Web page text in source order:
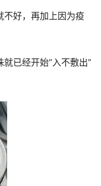
不好，再加上因为疫
已经开始“入不敷出”